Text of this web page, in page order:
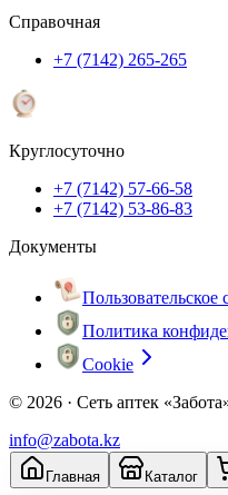
Справочная
+7 (7142) 265-265
Круглосуточно
+7 (7142) 57-66-58
+7 (7142) 53-86-83
Документы
Пользовательское
Политика
Cookie
© 2026 · Сеть аптек
info@zabota.kz
Главная Каталог